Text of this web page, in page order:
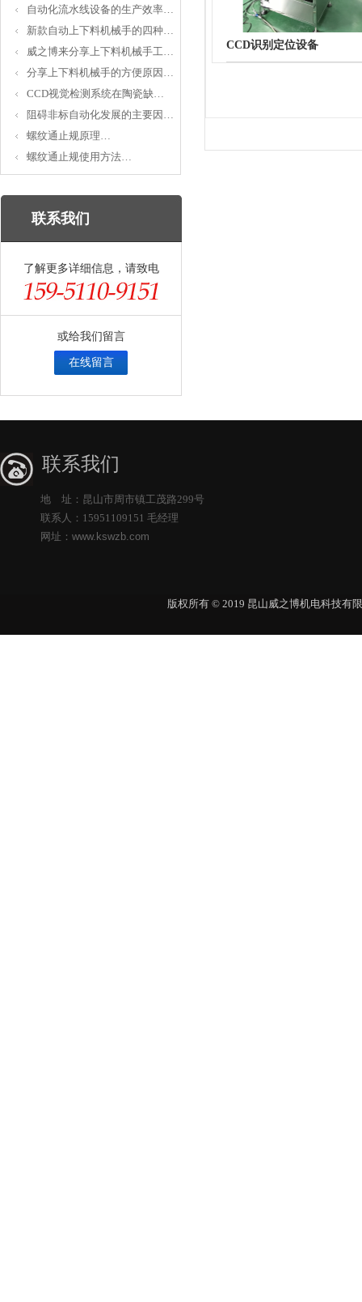
自动化流水线设备的生产效率…
新款自动上下料机械手的四种…
威之博来分享上下料机械手工…
分享上下料机械手的方便原因…
CCD视觉检测系统在陶瓷缺…
阻碍非标自动化发展的主要因…
螺纹通止规原理…
螺纹通止规使用方法…
联系我们
了解更多详细信息，请致电
或给我们留言
在线留言
CCD识别定位设备
联系我们
地 址：昆山市周市镇工茂路299号
联系人：15951109151 毛经理
网址： www.kswzb.com
版权所有 © 2019 昆山威之博机电科技